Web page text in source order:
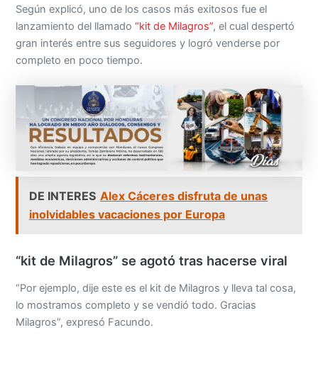
Según explicó, uno de los casos más exitosos fue el
lanzamiento del llamado “kit de Milagros”, el cual despertó
gran interés entre sus seguidores y logró venderse por
completo en poco tiempo.
DE INTERES Alex Cáceres disfruta de unas
inolvidables vacaciones por Europa
“kit de Milagros” se agotó tras hacerse viral
“Por ejemplo, dije este es el kit de Milagros y lleva tal cosa,
lo mostramos completo y se vendió todo. Gracias
Milagros”, expresó Facundo.